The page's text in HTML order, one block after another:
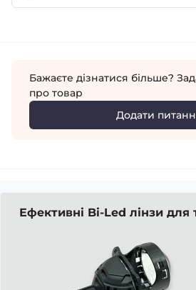
Бажаєте дізнатися більше?
про товар
Додати
Ефективні Bi-Led лінзи для